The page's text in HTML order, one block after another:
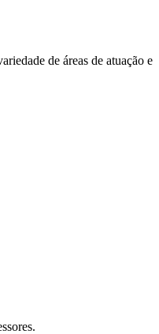
de áreas de atuação e